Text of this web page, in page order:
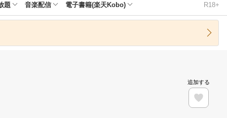
楽天ミュージック
楽天TV
題 音楽配信 電子書籍(楽天Kobo) R18+
追加する